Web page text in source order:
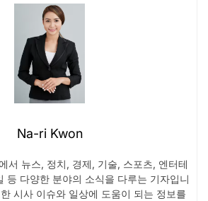
Na-ri Kwon
서 뉴스, 정치, 경제, 기술, 스포츠, 엔터테
등 다양한 분야의 소식을 다루는 기자입니
시사 이슈와 일상에 도움이 되는 정보를